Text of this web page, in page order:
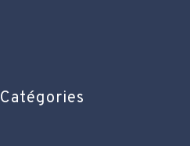
Catégories